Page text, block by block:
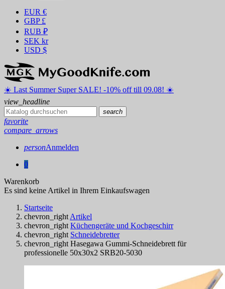
EUR €
GBP £
RUB ₽
SEK kr
USD $
☀️ ️Last Summer Super SALE! -10% off till 09.08! ☀️
view_headline
search
favorite
compare_arrows
personAnmelden
0
Warenkorb
Es sind keine Artikel in Ihrem Einkaufswagen
Startseite
chevron_right Artikel
chevron_right Küchengeräte und Kochgeschirr
chevron_right Schneidebretter
chevron_right Hasegawa Gummi-Schneidebrett für
professionelle 50x30x2 SRB20-5030